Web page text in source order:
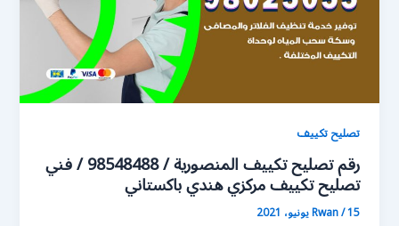
تصليح تكييف
رقم تصليح تكييف المنصورية / 98548488 / فني
تصليح تكييف مركزي هندي باكستاني
Rwan/15 يونيو، 2021